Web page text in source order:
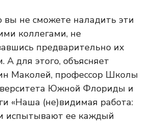
вы не сможете наладить эти
коллегами, не
предварительно их
А для этого, объясняет
Маколей, профессор Школы
Южной Флориды и
«Наша (не)видимая работа:
испытывают ее каждый